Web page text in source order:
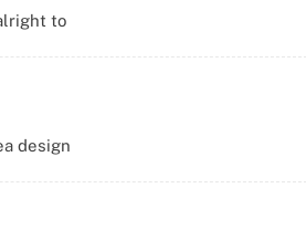
to
design